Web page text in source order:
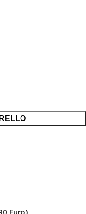
Euro)